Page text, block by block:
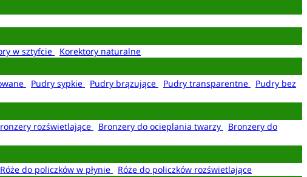
w sztyfcie
Korektory naturalne
Pudry sypkie Pudry brązujące Pudry transparentne
Pudry bez
rozświetlające Bronzery do ocieplania twarzy
Bronzery do
Róże do policzków w płynie
Róże do policzków rozświetlające